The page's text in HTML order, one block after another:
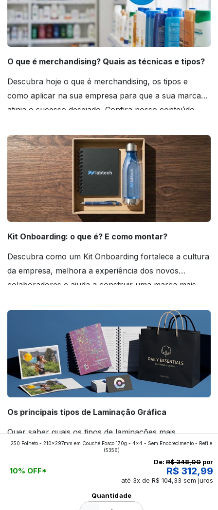
O que é merchandising? Quais as técnicas e tipos?
Descubra hoje o que é merchandising, os tipos e
como aplicar na sua empresa para que a sua marca
atinja o sucesso desejado. Confira nosso conteúdo
Kit Onboarding: o que é? E como montar?
Descubra como um Kit Onboarding fortalece a cultura
da empresa, melhora a experiência dos novos
colaboradores e ajuda a construir uma marca mais
Os principais tipos de Laminação Gráfica
Quer saber quais os tipos de laminações mais
aplicados nos impressos da gráfica FuturaIM? Então,
continue a leitura que vamos revelar para você!
250 Folheto - 210x297mm em Couché Fosco 170g - 4x4 - Sem Enobrecimento - Refile
(5356)
10% OFF*
De: R$ 348,00 por
R$ 312,99
até 3x de R$ 104,33 sem juros
Quantidade